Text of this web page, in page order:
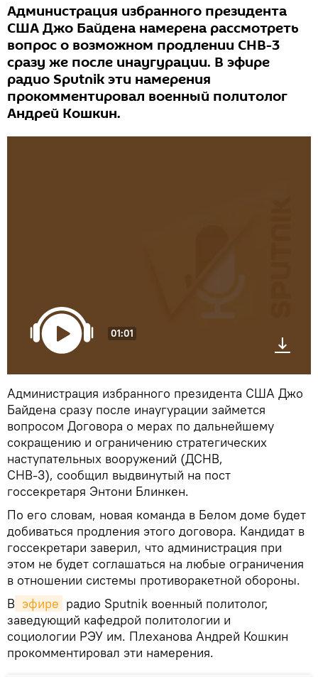
Администрация избранного президента
США Джо Байдена намерена рассмотреть
вопрос о возможном продлении СНВ-3
сразу же после инаугурации. В эфире
радио Sputnik эти намерения
прокомментировал военный политолог
Андрей Кошкин.
01:01
Администрация избранного президента США Джо
Байдена сразу после инаугурации займется
вопросом Договора о мерах по дальнейшему
сокращению и ограничению стратегических
наступательных вооружений (ДСНВ,
СНВ-3), сообщил выдвинутый на пост
госсекретаря Энтони Блинкен.
По его словам, новая команда в Белом доме будет
добиваться продления этого договора. Кандидат в
госсекретари заверил, что администрация при
этом не будет соглашаться на любые ограничения
в отношении системы противоракетной обороны.
В эфире радио Sputnik военный политолог,
заведующий кафедрой политологии и
социологии РЭУ им. Плеханова Андрей Кошкин
прокомментировал эти намерения.